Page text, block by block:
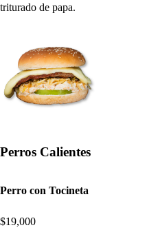
triturado de papa.
Perros Calientes
Perro con Tocineta
$19,000